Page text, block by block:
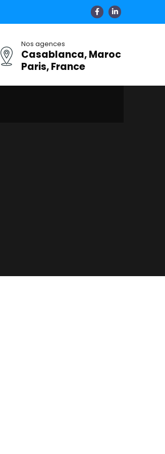
Nos agences
Casablanca, Maroc
Paris, France